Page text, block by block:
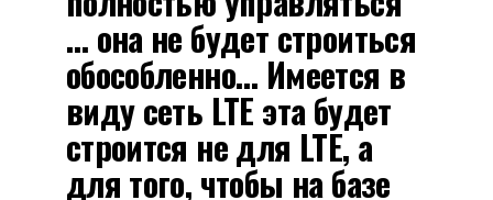
… она не будет строиться
обособленно… Имеется в
виду сеть LTE эта будет
строится не для LTE, а
для того, чтобы на базе